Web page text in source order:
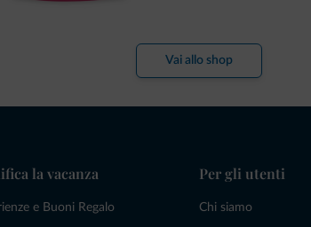
Vai allo shop
la vacanza
e Buoni Regalo
Per gli utenti
Chi siamo